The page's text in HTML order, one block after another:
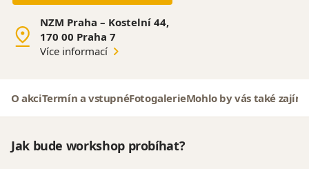
NZM Praha – Kostelní 44,
170 00 Praha 7
Více informací
O akciTermín a vstupnéFotogalerieMohlo by vás také
Jak bude workshop probíhat?